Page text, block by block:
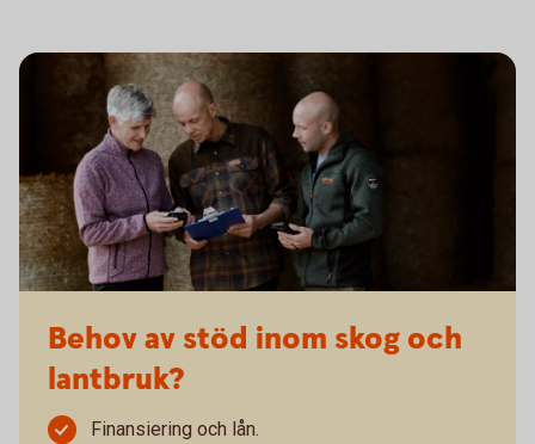
Behov av stöd inom skog och
lantbruk?
Finansiering och lån.